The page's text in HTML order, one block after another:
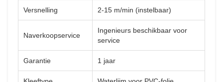
Versnelling 2-15 m/min (instelbaar)
Naverkoopservice
Ingenieurs beschikbaar voor
service
Garantie 1 jaar